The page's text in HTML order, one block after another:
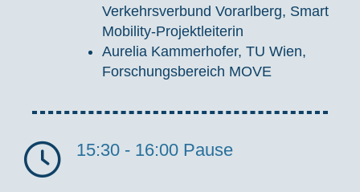
Verkehrsverbund Vorarlberg, Smart
Mobility-Projektleiterin
Aurelia Kammerhofer, TU Wien,
Forschungsbereich MOVE
15:30 - 16:00 Pause